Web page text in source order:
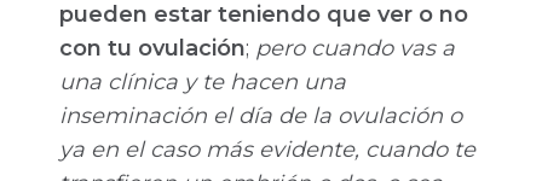
pueden estar teniendo que ver o no
con tu ovulación; pero cuando vas a
una clínica y te hacen una
inseminación el día de la ovulación o
ya en el caso más evidente, cuando te